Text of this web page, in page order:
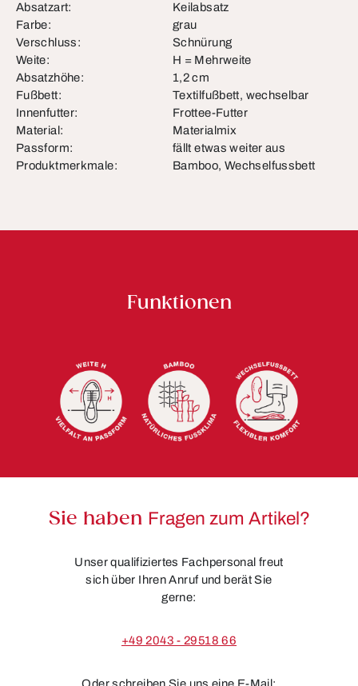
Absatzart:
Keilabsatz
Farbe:
grau
Verschluss:
Schnürung
Weite:
H = Mehrweite
Absatzhöhe:
1,2 cm
Fußbett:
Textilfußbett, wechselbar
Innenfutter:
Frottee-Futter
Material:
Materialmix
Passform:
fällt etwas weiter aus
Produktmerkmale:
Bamboo, Wechselfussbett
Funktionen
Sie haben Fragen zum Artikel?
Unser qualifiziertes Fachpersonal freut
sich über Ihren Anruf und berät Sie
gerne:
+49 2043 - 29518 66